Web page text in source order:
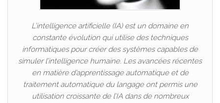
L’intelligence artificielle (IA) est un domaine en
constante évolution qui utilise des techniques
informatiques pour créer des systèmes capables de
simuler l’intelligence humaine. Les avancées récentes
en matière d’apprentissage automatique et de
traitement automatique du langage ont permis une
utilisation croissante de l’IA dans de nombreux